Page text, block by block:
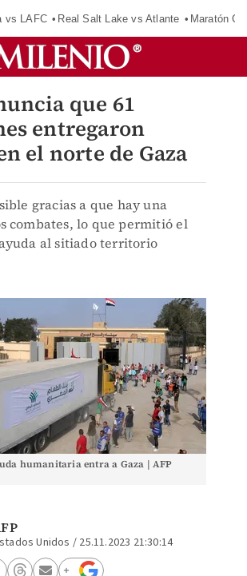
vs LAFC Real Salt Lake vs Atlante Maratón
que 61
entregaron
el norte de Gaza
gracias a que hay una
combates, lo que permitió el
al sitiado territorio
humanitaria entra a Gaza | AFP
Unidos / 25.11.2023 21:30:14